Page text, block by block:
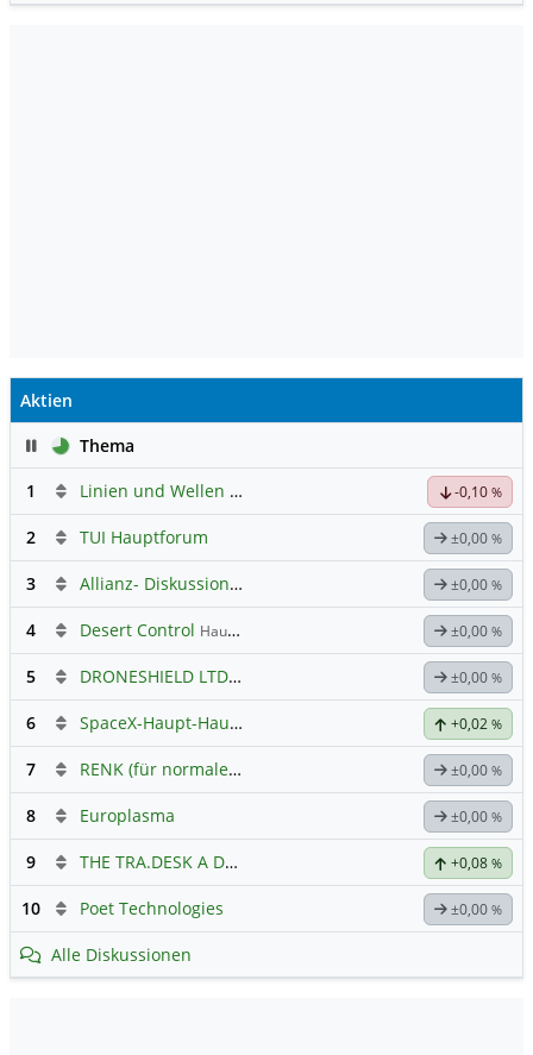
Aktien
PauseThema
1
Linien und Wellen Austausch Forum -0,10 %
2 TUI Hauptforum ±0,00 %
3 Allianz- Diskussion mit derminator ±0,00 %
4 Desert Control Hauptdiskussion ±0,00 %
5 DRONESHIELD LTDHauptdiskussion ±0,00 %
6 SpaceX-Haupt-Hauptforum +0,02 %
7 RENK (für normale, sachliche Kommunikation!) ±0,00 %
8 Europlasma ±0,00 %
9 THE TRA.DESK A DL-,000001 +0,08 %
10 Poet Technologies ±0,00 %
Alle Diskussionen